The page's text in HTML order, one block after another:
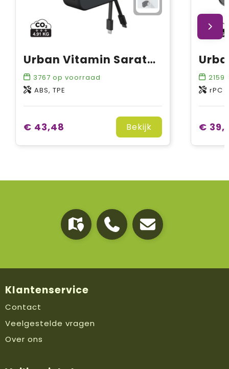
Urban Vitamin Saratoga 5-in-1 universele lader
3767 op voorraad
ABS, TPE
€ 43,48 Bekijk
2159
rPC
€
Klantenservice
Contact
Veelgestelde vragen
Over ons